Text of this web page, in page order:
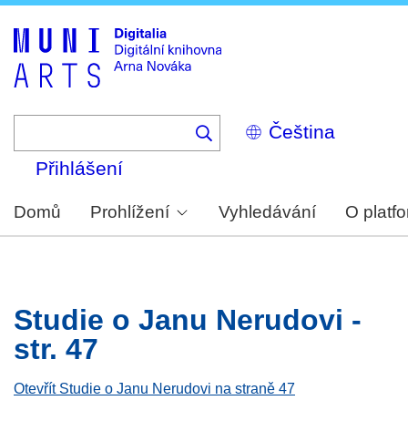
Select
your
Přihlášení
Domů Prohlížení Vyhledávání O
Studie o Janu Nerudovi -
str. 47
Otevřít Studie o Janu Nerudovi na straně 47